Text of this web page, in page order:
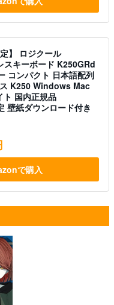
】 ロジクール
キーボード K250GRd
コンパクト 日本語配列
K250 Windows Mac
国内正規品
壁紙ダウンロード付き
で購入